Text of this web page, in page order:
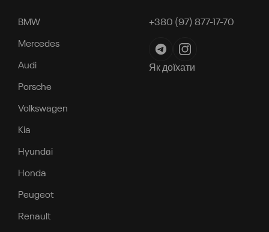
BMW
Mercedes
Audi
Porsche
Volkswagen
Kia
Hyundai
Honda
Peugeot
Renault
+380 (97) 877-17-70
Як доїхати